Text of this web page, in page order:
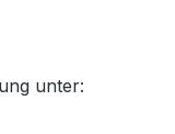
unter: